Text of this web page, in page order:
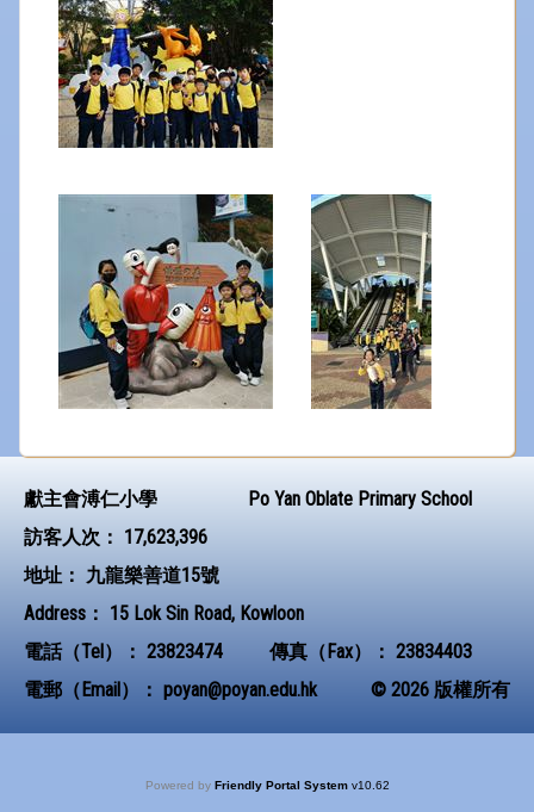
獻主會溥仁小學
Po Yan Oblate Primary School
訪客人次： 17,623,396
地址： 九龍樂善道15號
Address： 15 Lok Sin Road, Kowloon
電話（Tel）： 23823474 傳真（Fax）： 23834403
電郵（Email）： poyan@poyan.edu.hk © 2026 版權所有
Powered by Friendly Portal System v10.62